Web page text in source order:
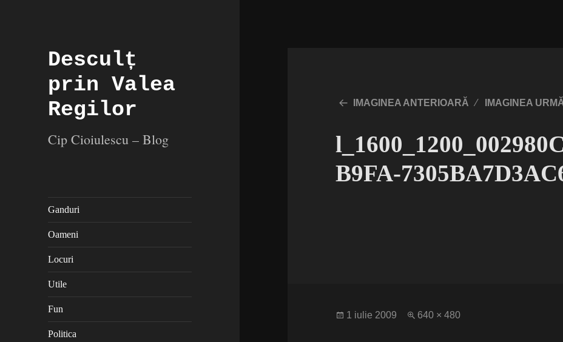
Desculț
prin Valea
Regilor
Cip Cioiulescu – Blog
Ganduri
Oameni
Locuri
Utile
Fun
Politica
IMAGINEA ANTERIOARĂ IMAGINEA
B9FA-
Publicat
1 iulie 2009
Dimensiune
640 × 480